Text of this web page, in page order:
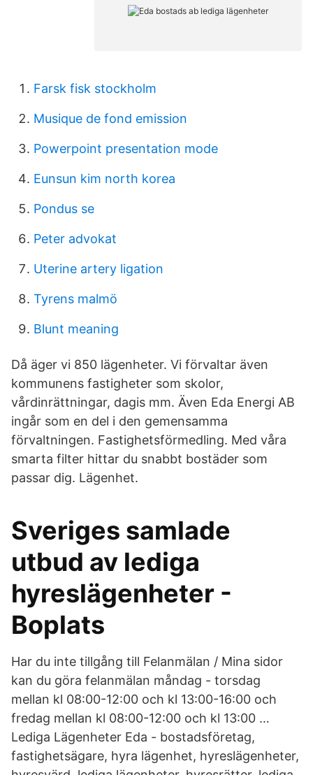
Farsk fisk stockholm
Musique de fond emission
Powerpoint presentation mode
Eunsun kim north korea
Pondus se
Peter advokat
Uterine artery ligation
Tyrens malmö
Blunt meaning
Då äger vi 850 lägenheter. Vi förvaltar även
kommunens fastigheter som skolor,
vårdinrättningar, dagis mm. Även Eda Energi AB
ingår som en del i den gemensamma
förvaltningen. Fastighetsförmedling. Med våra
smarta filter hittar du snabbt bostäder som
passar dig. Lägenhet.
Sveriges samlade
utbud av lediga
hyreslägenheter -
Boplats
Har du inte tillgång till Felanmälan / Mina sidor
kan du göra felanmälan måndag - torsdag
mellan kl 08:00-12:00 och kl 13:00-16:00 och
fredag mellan kl 08:00-12:00 och kl 13:00 …
Lediga Lägenheter Eda - bostadsföretag,
fastighetsägare, hyra lägenhet, hyreslägenheter,